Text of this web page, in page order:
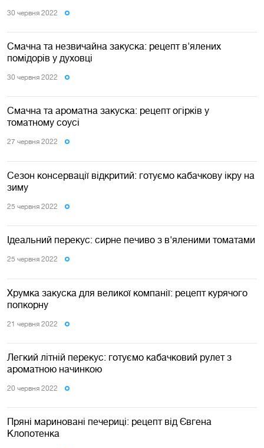
30 червня 2022
Смачна та незвичайна закуска: рецепт в'ялених
помідорів у духовці
30 червня 2022
Смачна та ароматна закуска: рецепт огірків у
томатному соусі
27 червня 2022
Сезон консервації відкритий: готуємо кабачкову ікру на
зиму
25 червня 2022
Ідеальний перекус: сирне печиво з в'яленими томатами
25 червня 2022
Хрумка закуска для великої компанії: рецепт курячого
попкорну
21 червня 2022
Легкий літній перекус: готуємо кабачковий рулет з
ароматною начинкою
20 червня 2022
Пряні мариновані печериці: рецепт від Євгена
Клопотенка